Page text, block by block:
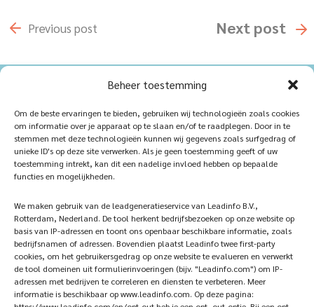
Beheer toestemming
Om de beste ervaringen te bieden, gebruiken wij technologieën zoals cookies
om informatie over je apparaat op te slaan en/of te raadplegen. Door in te
stemmen met deze technologieën kunnen wij gegevens zoals surfgedrag of
unieke ID's op deze site verwerken. Als je geen toestemming geeft of uw
toestemming intrekt, kan dit een nadelige invloed hebben op bepaalde
functies en mogelijkheden.
We maken gebruik van de leadgeneratieservice van Leadinfo B.V.,
Rotterdam, Nederland. De tool herkent bedrijfsbezoeken op onze website op
basis van IP-adressen en toont ons openbaar beschikbare informatie, zoals
bedrijfsnamen of adressen. Bovendien plaatst Leadinfo twee first-party
cookies, om het gebruikersgedrag op onze website te evalueren en verwerkt
de tool domeinen uit formulierinvoeringen (bijv. "Leadinfo.com") om IP-
adressen met bedrijven te correleren en diensten te verbeteren. Meer
informatie is beschikbaar op www.leadinfo.com. Op deze pagina:
Previous post Next post
Home
Products
iQ Atelier
References
Sustainablility
Vacancies
Contact
Veelgestelde vragen
Follow Us Subscribe now!